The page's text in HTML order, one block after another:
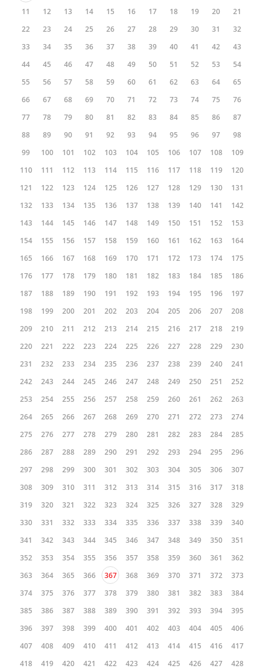
11
12 13 14 15 16 17 18 19 20
21
22
23 24 25 26 27 28 29 30 31
32
33
34 35 36 37 38 39 40 41 42
43
44
45 46 47 48 49 50 51 52 53
54
55
56 57 58 59 60 61 62 63 64
65
66
67 68 69 70 71 72 73 74 75
76
77
78 79 80 81 82 83 84 85 86
87
88
89 90 91 92 93 94 95 96 97
98
99
100 101 102 103 104 105 106 107 108
109
110
111 112 113 114 115 116 117 118 119
120
121
122 123 124 125 126 127 128 129 130
131
132
133 134 135 136 137 138 139 140 141
142
143
144 145 146 147 148 149 150 151 152
153
154
155 156 157 158 159 160 161 162 163
164
165
166 167 168 169 170 171 172 173 174
175
176
177 178 179 180 181 182 183 184 185
186
187
188 189 190 191 192 193 194 195 196
197
198
199 200 201 202 203 204 205 206 207
208
209
210 211 212 213 214 215 216 217 218
219
220
221 222 223 224 225 226 227 228 229
230
231
232 233 234 235 236 237 238 239 240
241
242
243 244 245 246 247 248 249 250 251
252
253
254 255 256 257 258 259 260 261 262
263
264
265 266 267 268 269 270 271 272 273
274
275
276 277 278 279 280 281 282 283 284
285
286
287 288 289 290 291 292 293 294 295
296
297
298 299 300 301 302 303 304 305 306
307
308
309 310 311 312 313 314 315 316 317
318
319
320 321 322 323 324 325 326 327 328
329
330
331 332 333 334 335 336 337 338 339
340
341
342 343 344 345 346 347 348 349 350
351
352
353 354 355 356 357 358 359 360 361
362
363
364 365 366 367 368 369 370 371 372
373
374
375 376 377 378 379 380 381 382 383
384
385
386 387 388 389 390 391 392 393 394
395
396
397 398 399 400 401 402 403 404 405
406
407
408 409 410 411 412 413 414 415 416
417
418
419 420 421 422 423 424 425 426 427 428